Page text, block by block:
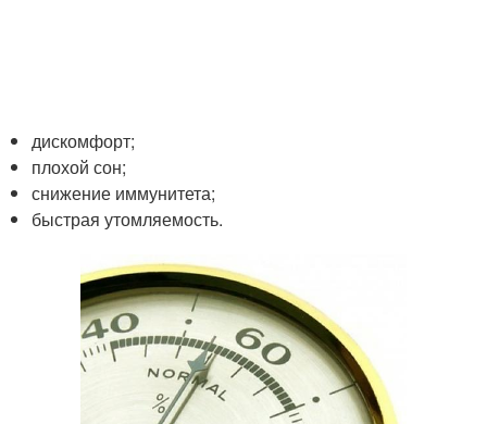
дискомфорт;
плохой сон;
снижение иммунитета;
быстрая утомляемость.